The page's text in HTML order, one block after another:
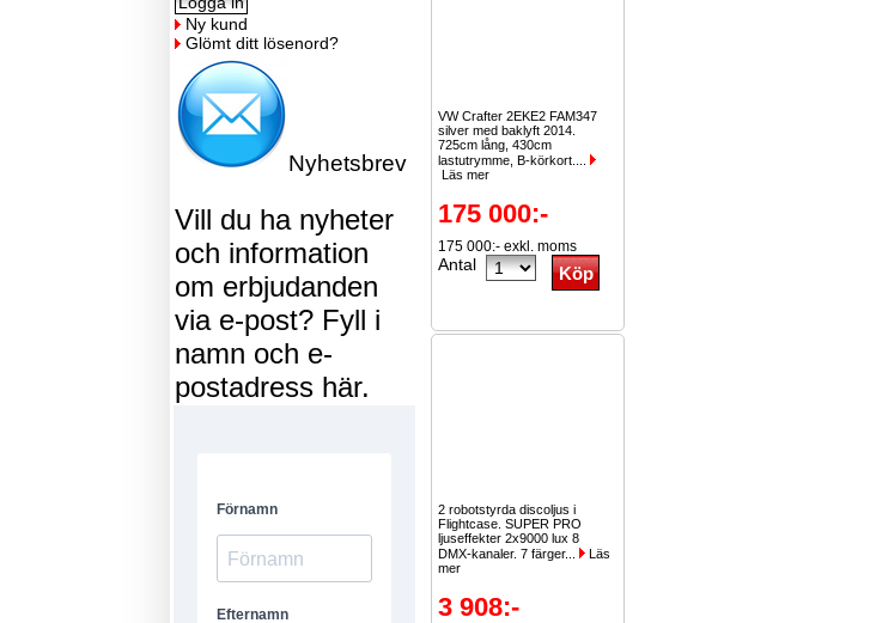
Ny kund
Glömt ditt lösenord?
Nyhetsbrev
Vill du ha nyheter
och information
om erbjudanden
via e-post? Fyll i
namn och e-
postadress här.
VW Crafter 2EKE2 FAM347
silver med baklyft 2014.
725cm lång, 430cm
lastutrymme, B-körkort....
Läs mer
175 000:-
175 000:- exkl. moms
Antal
2 robotstyrda discoljus i
Flightcase. SUPER PRO
ljuseffekter 2x9000 lux 8
DMX-kanaler. 7 färger...
Läs
mer
3 908:-